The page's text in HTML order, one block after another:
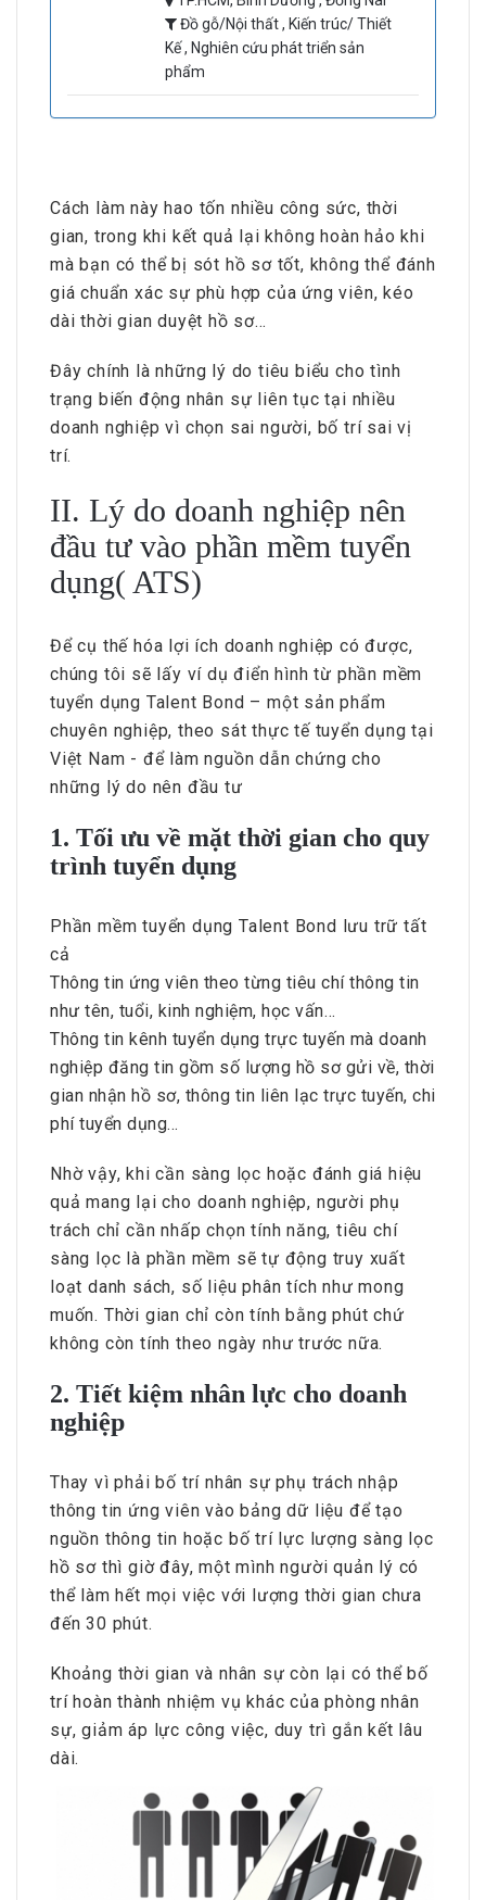
Đồ gỗ/Nội thất , Kiến trúc/ Thiết
Kế , Nghiên cứu phát triển sản
phẩm
Cách làm này hao tốn nhiều công sức, thời
gian, trong khi kết quả lại không hoàn hảo khi
mà bạn có thể bị sót hồ sơ tốt, không thể đánh
giá chuẩn xác sự phù hợp của ứng viên, kéo
dài thời gian duyệt hồ sơ…
Đây chính là những lý do tiêu biểu cho tình
trạng biến động nhân sự liên tục tại nhiều
doanh nghiệp vì chọn sai người, bố trí sai vị
trí.
II. Lý do doanh nghiệp nên
đầu tư vào phần mềm tuyển
dụng( ATS)
Để cụ thế hóa lợi ích doanh nghiệp có được,
chúng tôi sẽ lấy ví dụ điển hình từ phần mềm
tuyển dụng Talent Bond – một sản phẩm
chuyên nghiệp, theo sát thực tế tuyển dụng tại
Việt Nam - để làm nguồn dẫn chứng cho
những lý do nên đầu tư
1. Tối ưu về mặt thời gian cho quy
trình tuyển dụng
Phần mềm tuyển dụng Talent Bond lưu trữ tất
cả
Thông tin ứng viên theo từng tiêu chí thông tin
như tên, tuổi, kinh nghiệm, học vấn…
Thông tin kênh tuyển dụng trực tuyến mà doanh
nghiệp đăng tin gồm số lượng hồ sơ gửi về, thời
gian nhận hồ sơ, thông tin liên lạc trực tuyến, chi
phí tuyển dụng…
Nhờ vậy, khi cần sàng lọc hoặc đánh giá hiệu
quả mang lại cho doanh nghiệp, người phụ
trách chỉ cần nhấp chọn tính năng, tiêu chí
sàng lọc là phần mềm sẽ tự động truy xuất
loạt danh sách, số liệu phân tích như mong
muốn. Thời gian chỉ còn tính bằng phút chứ
không còn tính theo ngày như trước nữa.
2. Tiết kiệm nhân lực cho doanh
nghiệp
Thay vì phải bố trí nhân sự phụ trách nhập
thông tin ứng viên vào bảng dữ liệu để tạo
nguồn thông tin hoặc bố trí lực lượng sàng lọc
hồ sơ thì giờ đây, một mình người quản lý có
thể làm hết mọi việc với lượng thời gian chưa
đến 30 phút.
Khoảng thời gian và nhân sự còn lại có thể bố
trí hoàn thành nhiệm vụ khác của phòng nhân
sự, giảm áp lực công việc, duy trì gắn kết lâu
dài.